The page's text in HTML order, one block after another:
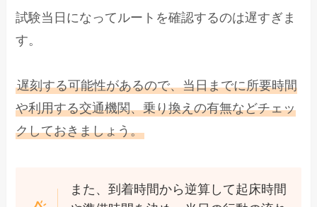
試験当日になってルートを確認するのは遅すぎま
す。
遅刻する可能性があるので、当日までに所要時間
や利用する交通機関、乗り換えの有無などチェッ
クしておきましょう。
また、到着時間から逆算して起床時間